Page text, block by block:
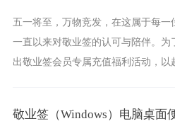
五一将至，万物竞发，在这属于每
一直以来对敬业签的认可与陪伴。
出敬业签会员专属充值福利活动，以
敬业签（Windows）电脑桌面